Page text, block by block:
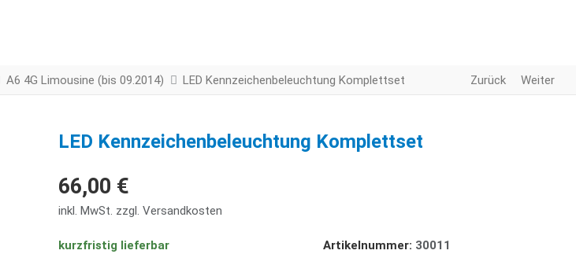
A6 4G Limousine (bis 09.2014) LED Kennzeichenbeleuchtung Komplettset Zurück Weiter
LED Kennzeichenbeleuchtung Komplettset
66,00 €
inkl. MwSt. zzgl. Versandkosten
kurzfristig lieferbar Artikelnummer: 30011